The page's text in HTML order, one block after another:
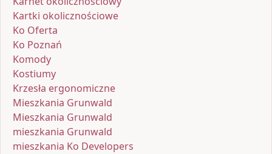
Kartki okolicznościowe
Ko Oferta
Ko Poznań
Komody
Kostiumy
Krzesła ergonomiczne
Mieszkania Grunwald
Mieszkania Grunwald
mieszkania Grunwald
mieszkania Ko Developers